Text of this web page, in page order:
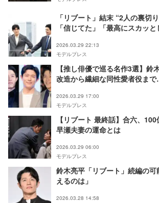
「リブート」結末 “2人の裏切
「信じてた」「最高にスカッ
2026.03.29 22:13
モデルプレス
【推し俳優で巡る名作3選】鈴
改造から繊細な同性愛者役ま
2026.03.29 17:00
モデルプレス
【リブート 最終話】合六、
早瀬夫妻の運命とは
2026.03.29 06:00
モデルプレス
鈴木亮平「リブート」続編の
えるのは」
2026.03.28 14:58